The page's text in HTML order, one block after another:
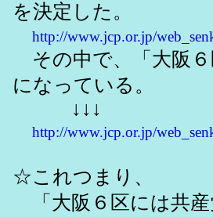
を決定した。
http://www.jcp.or.jp/
その中で、「大阪６
になっている。
↓↓↓
http://www.jcp.or.jp/
☆これつまり、
「大阪６区には共